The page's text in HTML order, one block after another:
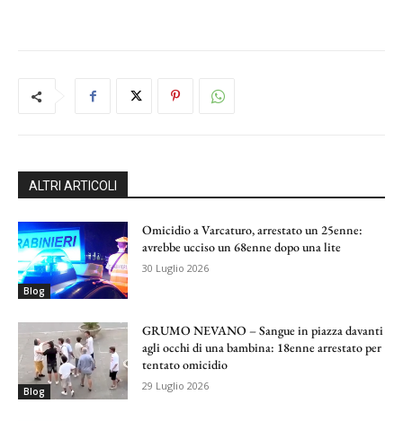
ALTRI ARTICOLI
Blog
Omicidio a Varcaturo, arrestato un 25enne:
avrebbe ucciso un 68enne dopo una lite
30 Luglio 2026
Blog
GRUMO NEVANO – Sangue in piazza davanti
agli occhi di una bambina: 18enne arrestato per
tentato omicidio
29 Luglio 2026